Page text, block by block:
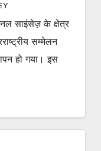
साइंसेज़ के क्षेत्र
सम्मेलन
हो गया। इस